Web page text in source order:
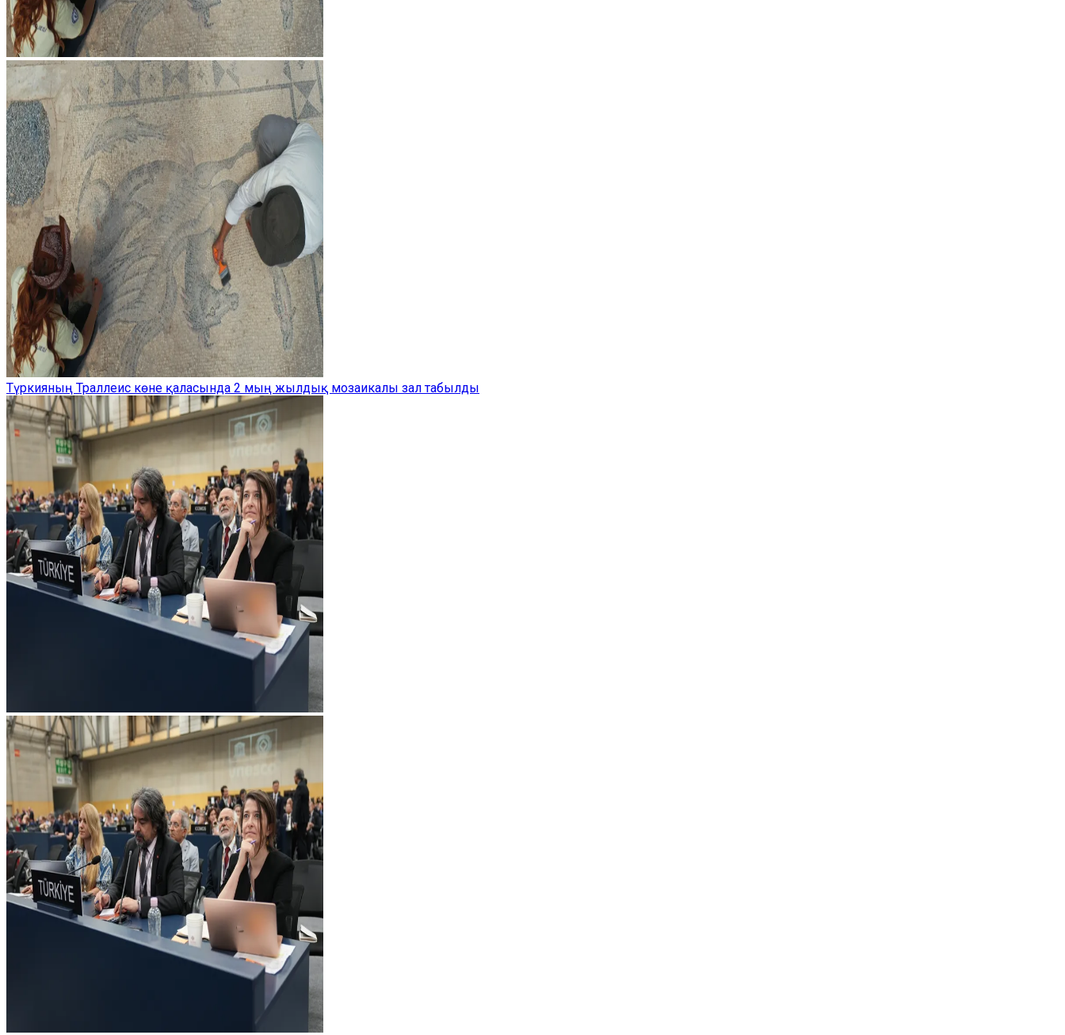
Түркияның Траллеис көне қаласында 2 мың жылдық мозаикалы зал табылды